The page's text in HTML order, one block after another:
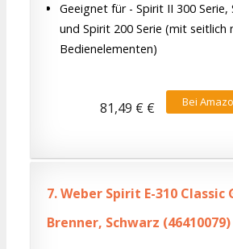
Geeignet für - Spirit II 300 Serie,
und Spirit 200 Serie (mit seitlich
Bedienelementen)
Bei
81,49 € €
7.Weber Spirit E-310 Classic
Brenner, Schwarz (46410079)